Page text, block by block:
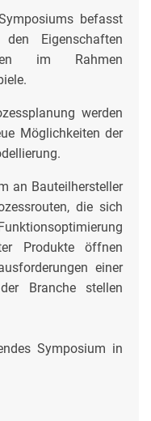
befasst
Eigenschaften
im Rahmen
werden
Möglichkeiten der
an Bauteilhersteller
die sich
Produkte öffnen
einer
Branche stellen
Symposium in